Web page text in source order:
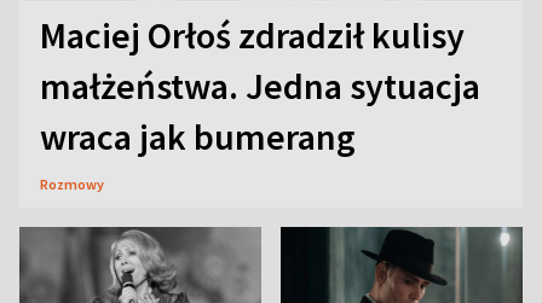
Maciej Orłoś zdradził kulisy
małżeństwa. Jedna sytuacja
wraca jak bumerang
Rozmowy